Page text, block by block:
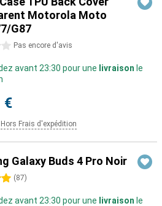
Motorola Moto
G87
Pas encore d'avis
avant 23:30 pour une livraison le
€
Hors Frais d'expédition
Galaxy Buds 4 Pro Noir
(87)
avant 23:30 pour une livraison le